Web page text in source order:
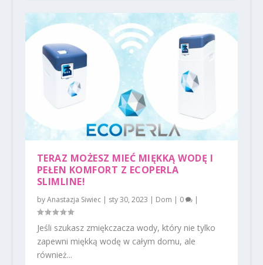
TERAZ MOŻESZ MIEĆ MIĘKKĄ WODĘ I
PEŁEN KOMFORT Z ECOPERLA
SLIMLINE!
byAnastazja Siwiec| sty 30, 2023 | Dom | 0 |
Jeśli szukasz zmiękczacza wody, który nie tylko
zapewni miękką wodę w całym domu, ale
również...